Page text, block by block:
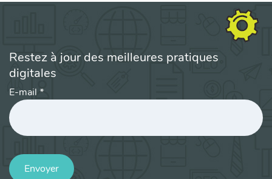
Restez à jour des meilleures pratiques
digitales
E-mail *
Envoyer